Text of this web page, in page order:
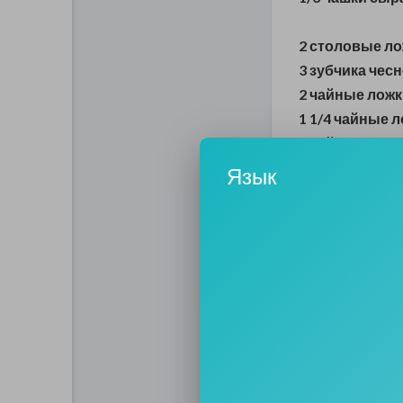
2 столовые
3 зубчика
2 чайные
1 1/4 чайные
1 чайная
1/2 чайной
800 граммов
2 чашки
Язык